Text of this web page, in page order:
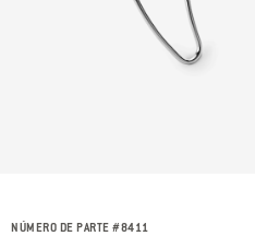
NÚMERO DE PARTE #8411